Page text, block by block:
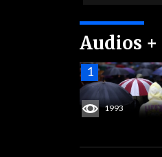
Audios +
1993